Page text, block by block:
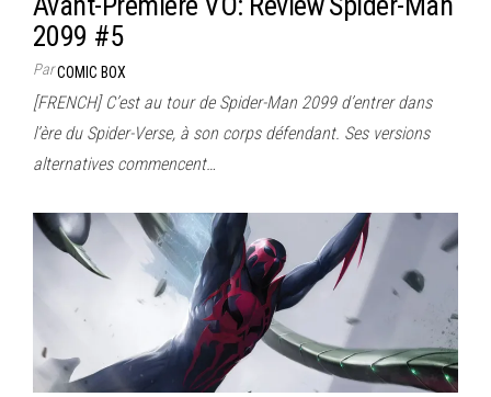
2099 #5
ParCOMIC BOX
[FRENCH] C’est au tour de Spider-Man 2099 d’entrer dans
l’ère du Spider-Verse, à son corps défendant. Ses versions
alternatives commencent…